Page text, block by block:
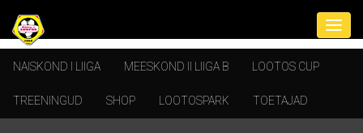
NAISKOND I LIIGA MEESKOND II LIIGA B LOOTOS CUP
TREENINGUD SHOP LOOTOSPARK TOETAJAD